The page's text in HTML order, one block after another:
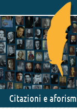
Citazioni e